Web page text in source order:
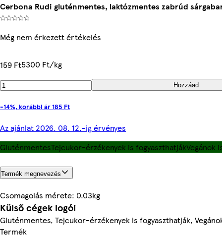
Cerbona Rudi gluténmentes, laktózmentes zabrúd
Még nem érkezett értékelés
159 Ft5300 Ft/kg
Hozzáad
-14%, korábbi ár 185 Ft
Az ajánlat 2026. 08. 12.-ig érvényes
GluténmentesTejcukor-érzékenyek is fogyaszthatjákVegánok
Termék megnevezés
Csomagolás mérete: 0.03kg
Külső cégek logói
Gluténmentes, Tejcukor-érzékenyek is fogyaszthatják,
Termék